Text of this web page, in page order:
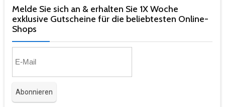
Melde Sie sich an & erhalten Sie 1X Woche
exklusive Gutscheine für die beliebtesten Online-
Shops​